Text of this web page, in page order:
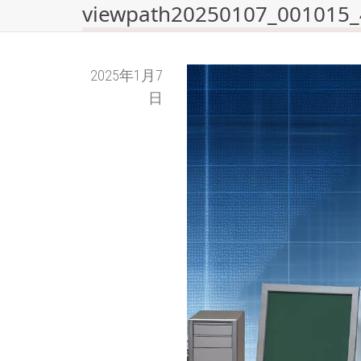
2025年1月7
日